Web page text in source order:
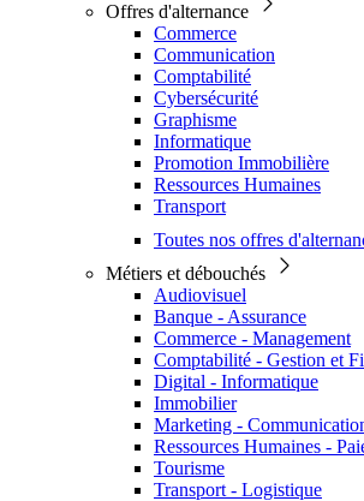
Offres d'alternance
Commerce
Communication
Comptabilité
Cybersécurité
Graphisme
Informatique
Promotion Immobilière
Ressources Humaines
Transport
Toutes nos offres
Métiers et débouchés
Audiovisuel
Banque - Assurance
Commerce - Management
Comptabilité - Gestion et
Digital - Informatique
Immobilier
Marketing -
Ressources Humaines -
Tourisme
Transport - Logistique